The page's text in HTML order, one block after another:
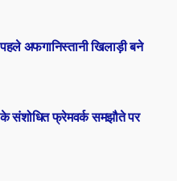
के संशोधित फ्रेमवर्क समझौते पर
अफगानिस्तानी ​खिलाड़ी बने